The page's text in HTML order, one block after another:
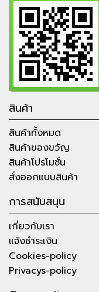
สินค้า
สินค้าทั้งหมด
สินค้าของขวัญ
สินค้าโปรโมชั่น
สั่งออกแบบสินค้า
การสนับสนุน
เกี่ยวกับเรา
แจ้งชำระเงิน
Cookies-policy
Privacys-policy